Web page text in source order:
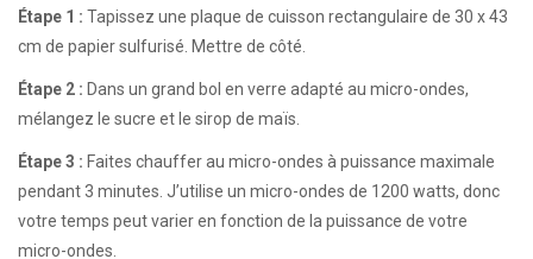
Étape 1 : Tapissez une plaque de cuisson rectangulaire de 30 x 43
cm de papier sulfurisé. Mettre de côté.
Étape 2 : Dans un grand bol en verre adapté au micro-ondes,
mélangez le sucre et le sirop de maïs.
Étape 3 : Faites chauffer au micro-ondes à puissance maximale
pendant 3 minutes. J’utilise un micro-ondes de 1200 watts, donc
votre temps peut varier en fonction de la puissance de votre
micro-ondes.